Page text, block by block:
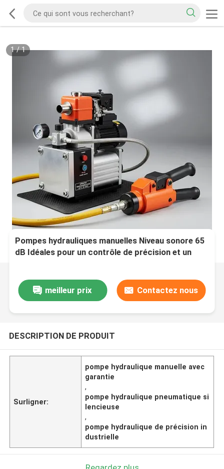
1/1
Pompes hydrauliques manuelles Niveau sonore 65
dB Idéales pour un contrôle de précision et un
meilleur prix Contactez nous
DESCRIPTION DE PRODUIT
Surligner:
pompe hydraulique manuelle avec
garantie
,
pompe hydraulique pneumatique si
lencieuse
,
pompe hydraulique de précision in
dustrielle